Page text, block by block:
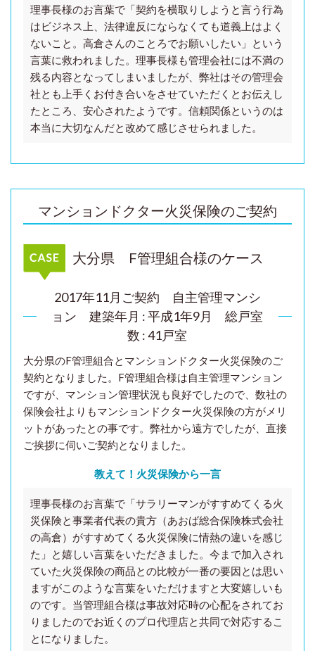
理事長様のお言葉で「契約を横取りしようと言う行為
はビジネス上、法律違反にならなくても道義上はよく
ないこと。高倉さんのことろでお願いしたい 」
という
言葉に救われました。理事長様も管理会社には不満の
残る内容となってしまいましたが、弊社はその管理会
社とも上手くお付き合いをさせていただくとお伝えし
たところ、安心されたようです。信頼関係というのは
本当に大切なんだと改めて感じさせられました。
マンションドクター火災保険のご契約
大分県 F管理組合様のケース
2017年11月ご契約 自主管理マンシ
ョン
建築年月 : 平成1年9月 総戸室
数 : 41戸室
大分県のF管理組合とマンションドクター火災保険のご
契約となりました。F管理組合様は自主管理マンション
ですが、マンション管理状況も良好でしたので、数社の
保険会社よりもマンションドクター火災保険の方がメリ
ットがあったとの事です。弊社から遠方でしたが、直接
ご挨拶に伺いご契約となりました。
教えて！火災保険から一言
理事長様のお言葉で「サラリーマンがすすめてくる火
災保険と事業者代表の貴方（あおば総合保険株式会社
の高倉）がすすめてくる火災保険に情熱の違いを感じ
た」と嬉しい言葉をいただきました。今まで加入され
ていた火災保険の商品との比較が一番の要因とは思い
ますがこのような言葉をいただけますと大変嬉しいも
のです。当管理組合様は事故対応時の心配をされてお
りましたのでお近くのプロ代理店と共同で対応するこ
とになりました。